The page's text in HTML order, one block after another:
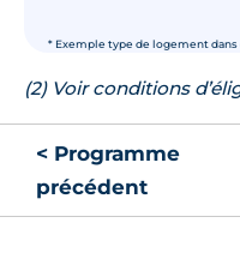
* Exemple type de logement
(2) Voir conditions
< Programme
précédent